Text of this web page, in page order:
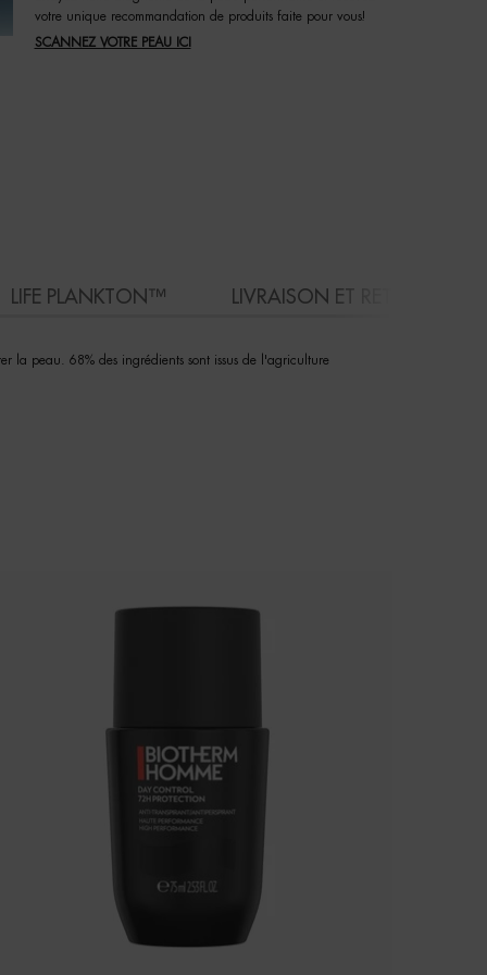
votre unique recommandation de produits faite pour vous!
SCANNEZ VOTRE PEAU ICI
LIFE PLANKTON™ LIVRAISON ET RETOURS
la peau. 68% des ingrédients sont issus de l'agriculture